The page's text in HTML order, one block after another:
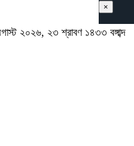
২০২৬, ২৩ শ্রাবণ ১৪৩৩ বঙ্গাব্দ
×